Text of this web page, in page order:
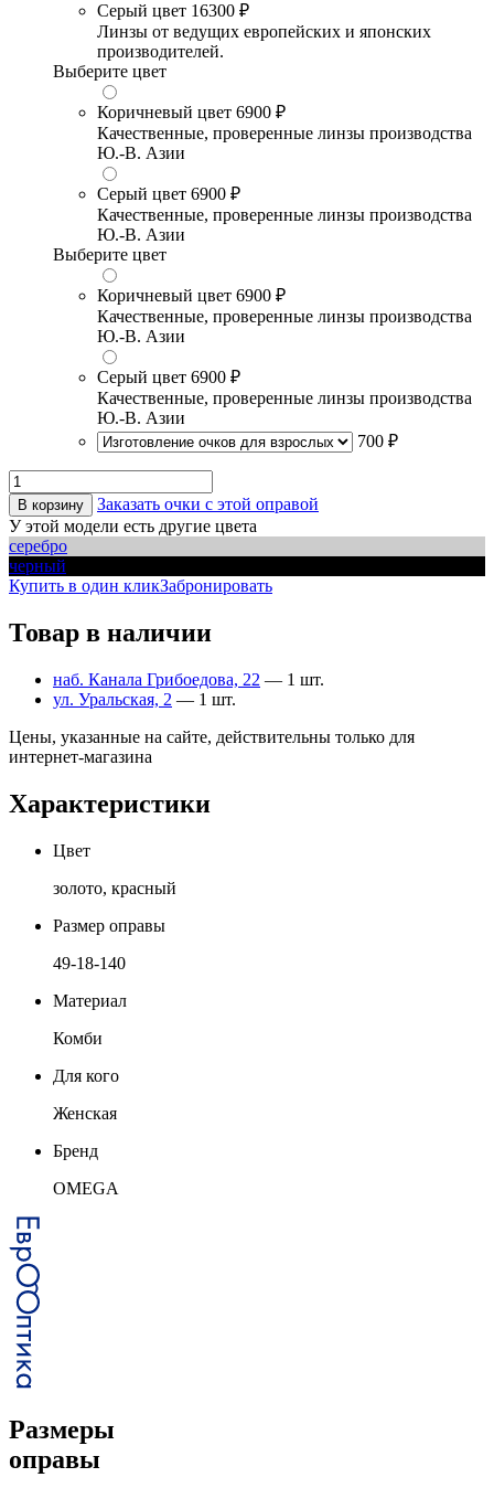
Серый цвет 16300 ₽
Линзы от ведущих европейских и японских
производителей.
Выберите цвет
Коричневый цвет 6900 ₽
Качественные, проверенные линзы производства
Ю.-В. Азии
Серый цвет 6900 ₽
Качественные, проверенные линзы производства
Ю.-В. Азии
Выберите цвет
Коричневый цвет 6900 ₽
Качественные, проверенные линзы производства
Ю.-В. Азии
Серый цвет 6900 ₽
Качественные, проверенные линзы производства
Ю.-В. Азии
700 ₽
В корзину
Заказать очки с этой оправой
У этой модели есть другие цвета
серебро
черный
Купить в один кликЗабронировать
Товар в наличии
наб. Канала Грибоедова, 22 — 1 шт.
ул. Уральская, 2 — 1 шт.
Цены, указанные на сайте, действительны только для
интернет-магазина
Характеристики
Цвет
золото, красный
Размер оправы
49-18-140
Материал
Комби
Для кого
Женская
Бренд
OMEGA
Размеры
оправы